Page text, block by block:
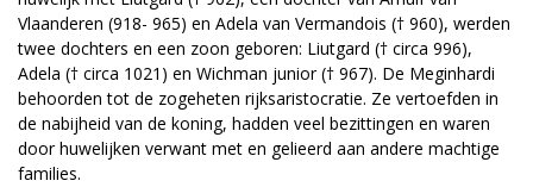
Vlaanderen (918- 965) en Adela van Vermandois († 960), werden
twee dochters en een zoon geboren: Liutgard († circa 996),
Adela († circa 1021) en Wichman junior († 967). De Meginhardi
behoorden tot de zogeheten rijksaristocratie. Ze vertoefden in
de nabijheid van de koning, hadden veel bezittingen en waren
door huwelijken verwant met en gelieerd aan andere machtige
families.